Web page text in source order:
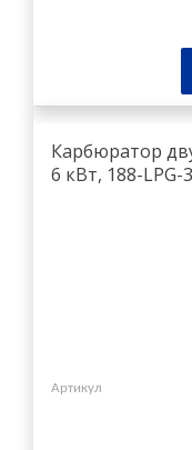
Карбюратор
6 кВт, 188-LPG-3
Артикул